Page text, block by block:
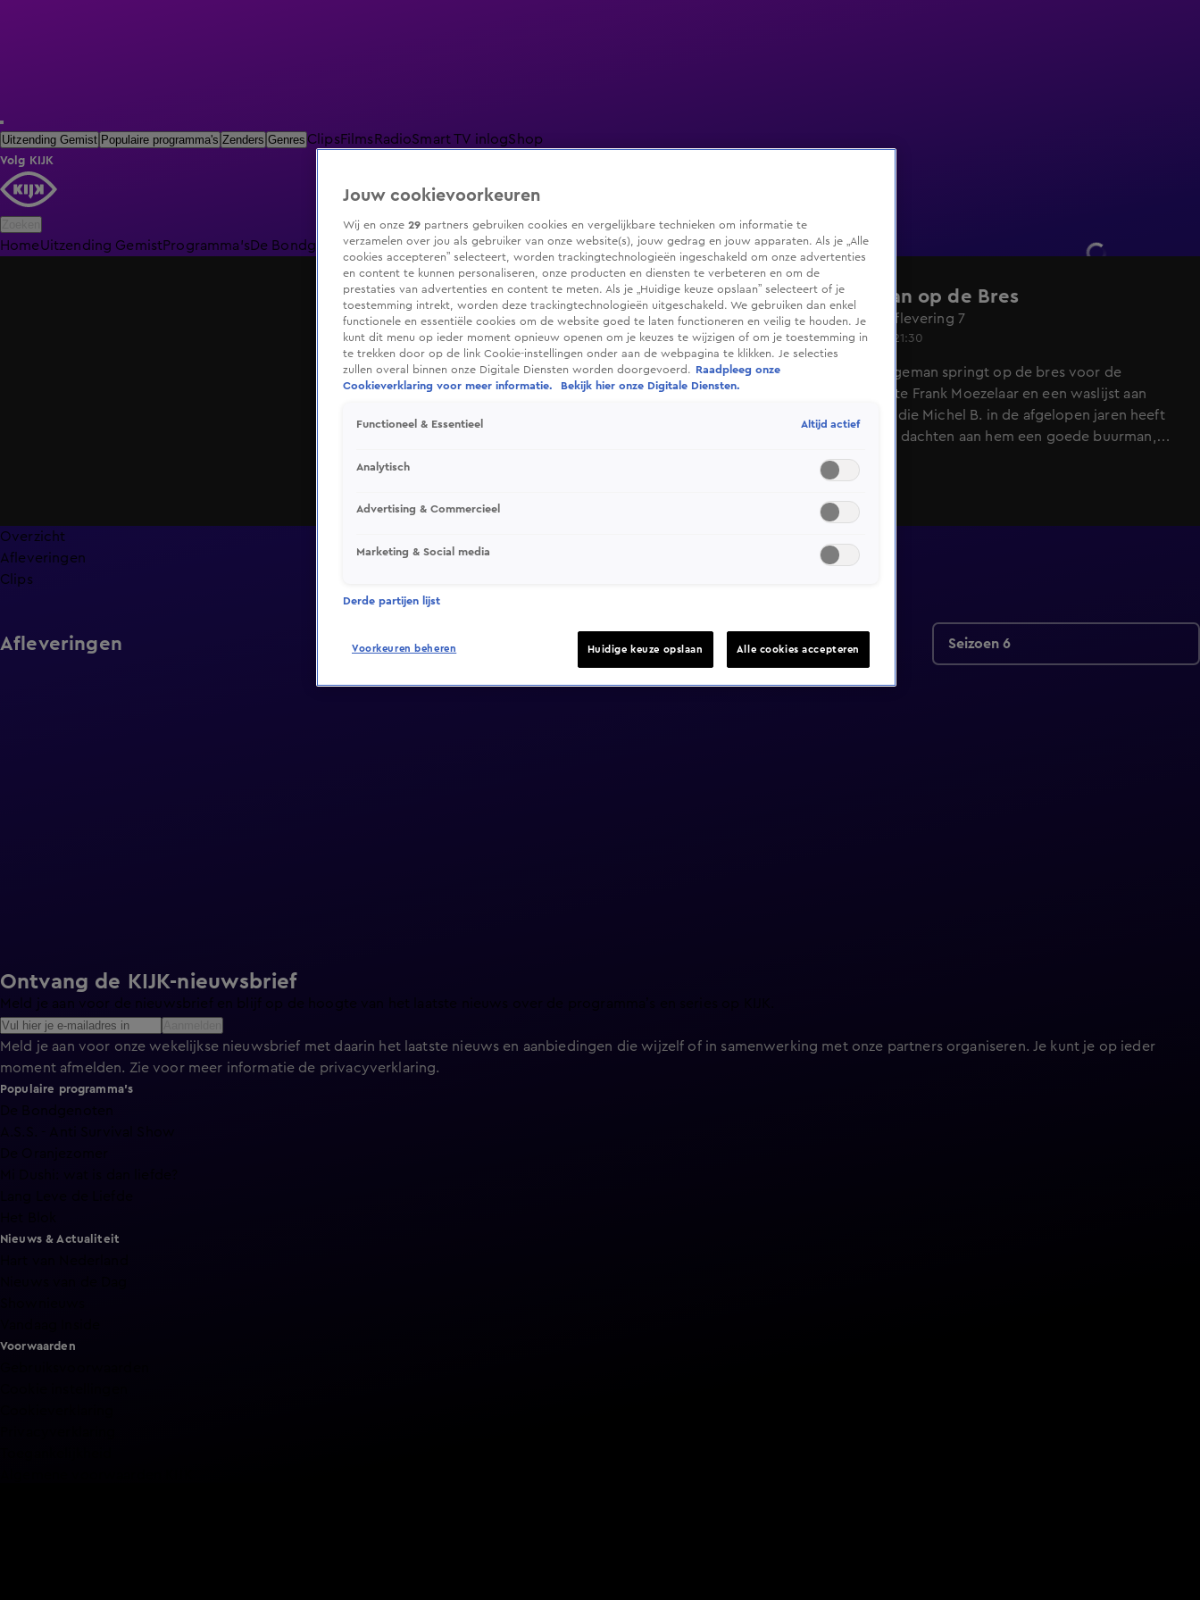
Uitzending Gemist Populaire programma's Zenders Genres ClipsFilms RadioSmart TV inlogShop
Volg KIJK
HomeUitzending GemistProgramma's De BondgenotenDe OranjezomerLivestreamsShop
Stegeman op de Bres
Seizoen 6, aflevering 7
28 feb 2021, 21:30
Alberto Stegeman springt op de bres voor de
gehandicapte Frank Moezelaar en een waslijst aan
slachtoffers die Michel B. in de afgelopen jaren heeft
gemaakt. Zij dachten aan hem een goede buurman,
kennis of vriend te hebben, maar dat bleek slechts een
illusie. Hij heeft ze financieel en emotioneel
geruïneerd. Deze Michel is echter spoorloos voor zijn
slachtoffers. Alberto spoort de oplichter op en pakt
hem aan.
Overzicht
Afleveringen
Clips
Afleveringen Seizoen 6
Ontvang de KIJK-nieuwsbrief
Meld je aan voor de nieuwsbrief en blijf op de hoogte van het laatste nieuws over de programma’s en series op KIJK.
Meld je aan voor onze wekelijkse nieuwsbrief met daarin het laatste nieuws en aanbiedingen die wijzelf of in samenwerking met onze partners organiseren. Je kunt je op ieder
moment afmelden. Zie voor meer informatie de privacyverklaring.
Populaire programma's
Nieuws & Actualiteit
Voorwaarden
Jouw cookievoorkeuren
Wij en onze 29 partners gebruiken cookies en vergelijkbare technieken om informatie te
verzamelen over jou als gebruiker van onze website(s), jouw gedrag en jouw apparaten. Als je „Alle
cookies accepteren” selecteert, worden trackingtechnologieën ingeschakeld om onze advertenties
en content te kunnen personaliseren, onze producten en diensten te verbeteren en om de
prestaties van advertenties en content te meten. Als je „Huidige keuze opslaan” selecteert of je
toestemming intrekt, worden deze trackingtechnologieën uitgeschakeld. We gebruiken dan enkel
functionele en essentiële cookies om de website goed te laten functioneren en veilig te houden. Je
kunt dit menu op ieder moment opnieuw openen om je keuzes te wijzigen of om je toestemming in
te trekken door op de link Cookie-instellingen onder aan de webpagina te klikken. Je selecties
zullen overal binnen onze Digitale Diensten worden doorgevoerd.
Raadpleeg onze
Cookieverklaring voor meer informatie.
Bekijk hier onze Digitale Diensten.
Functioneel & Essentieel Altijd actief
Analytisch
Advertising & Commercieel
Marketing & Social media
Derde partijen lijst
Voorkeuren beheren Huidige keuze opslaan Alle cookies accepteren